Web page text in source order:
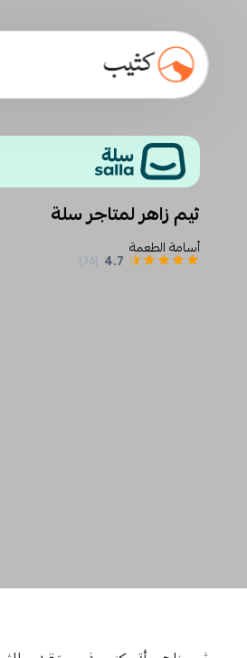
ثيم زاهر لمتاجر سلة
أسامة الطعمة
4.7
(36)